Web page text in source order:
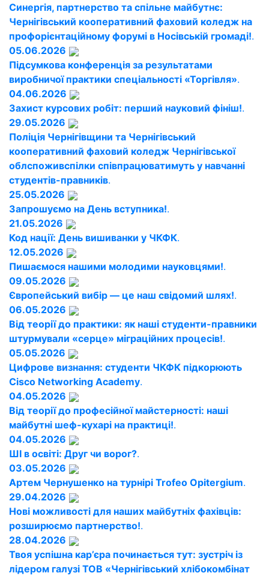
Синергія, партнерство та спільне майбутнє:
Чернігівський кооперативний фаховий коледж на
профорієнтаційному форумі в Носівській громаді!.
05.06.2026
Підсумкова конференція за результатами
виробничої практики спеціальності «Торгівля».
04.06.2026
Захист курсових робіт: перший науковий фініш!.
29.05.2026
Поліція Чернігівщини та Чернігівський
кооперативний фаховий коледж Чернігівської
облспоживспілки співпрацюватимуть у навчанні
студентів-правників.
25.05.2026
Запрошуємо на День вступника!.
21.05.2026
Код нації: День вишиванки у ЧКФК.
12.05.2026
Пишаємося нашими молодими науковцями!.
09.05.2026
Європейський вибір — це наш свідомий шлях!.
06.05.2026
Від теорії до практики: як наші студенти-правники
штурмували «серце» міграційних процесів!.
05.05.2026
Цифрове визнання: студенти ЧКФК підкорюють
Cisco Networking Academy.
04.05.2026
Від теорії до професійної майстерності: наші
майбутні шеф-кухарі на практиці!.
04.05.2026
ШІ в освіті: Друг чи ворог?.
03.05.2026
Артем Чернушенко на турнірі Trofeo Opitergium.
29.04.2026
Нові можливості для наших майбутніх фахівців:
розширюємо партнерство!.
28.04.2026
Твоя успішна кар’єра починається тут: зустріч із
лідером галузі ТОВ «Чернігівський хлібокомбінат